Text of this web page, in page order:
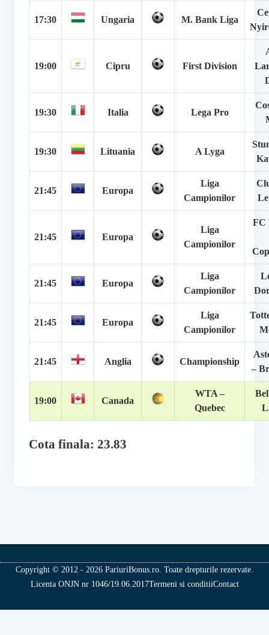
17:30 Ungaria M. Bank Liga
19:00 Cipru First Division
19:30 Italia Lega Pro
19:30 Lituania A Lyga
21:45 Europa
Liga
Campionilor
21:45 Europa
Liga
Campionilor
FC
21:45 Europa
Liga
Campionilor
21:45 Europa
Liga
Campionilor
21:45 Anglia Championship
–
19:00 Canada
WTA –
Quebec
Cota finala: 23.83
Copyright © 2012 - 2026 PariuriBonus.ro. Toate drepturile rezervate.
Licenta ONJN nr 1046/19.06.2017Termeni si conditiiContact